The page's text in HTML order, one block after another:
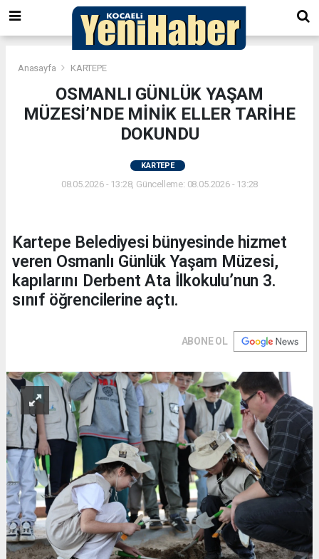
Anasayfa KARTEPE
OSMANLI GÜNLÜK YAŞAM
MÜZESİ’NDE MİNİK ELLER TARİHE
DOKUNDU
KARTEPE
08.05.2026 - 13:28, Güncelleme: 08.05.2026 - 13:28
Kartepe Belediyesi bünyesinde hizmet
veren Osmanlı Günlük Yaşam Müzesi,
kapılarını Derbent Ata İlkokulu’nun 3.
sınıf öğrencilerine açtı.
ABONE OL